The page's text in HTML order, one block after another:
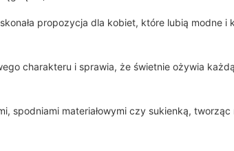
propozycja dla kobiet, które lubią
charakteru i sprawia, że świetnie ożywia
spodniami materiałowymi czy sukienką,